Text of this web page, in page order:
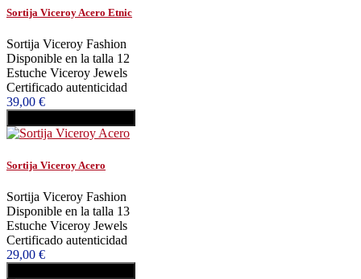
Sortija Viceroy Acero Etnic
Sortija Viceroy Fashion
Disponible en la talla 12
Estuche Viceroy Jewels
Certificado autenticidad
39,00 €
Sortija Viceroy Acero
Sortija Viceroy Fashion
Disponible en la talla 13
Estuche Viceroy Jewels
Certificado autenticidad
29,00 €